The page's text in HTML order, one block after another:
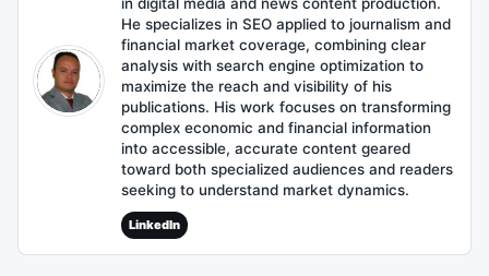
He specializes in SEO applied to journalism and
financial market coverage, combining clear
analysis with search engine optimization to
maximize the reach and visibility of his
publications. His work focuses on transforming
complex economic and financial information
into accessible, accurate content geared
toward both specialized audiences and readers
seeking to understand market dynamics.
LinkedIn